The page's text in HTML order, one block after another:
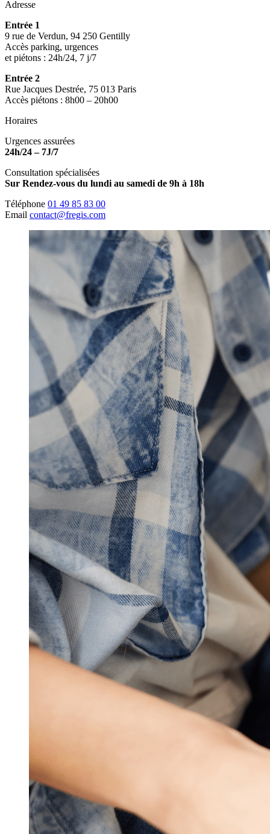
Adresse
Entrée 1
9 rue de Verdun, 94 250 Gentilly
Accès parking, urgences
et piétons : 24h/24, 7 j/7
Entrée 2
Rue Jacques Destrée, 75 013 Paris
Accès piétons : 8h00 – 20h00
Horaires
Urgences assurées
24h/24 – 7J/7
Consultation spécialisées
Sur Rendez-vous du lundi au samedi de 9h à 18h
Téléphone 01 49 85 83 00
Email contact@fregis.com